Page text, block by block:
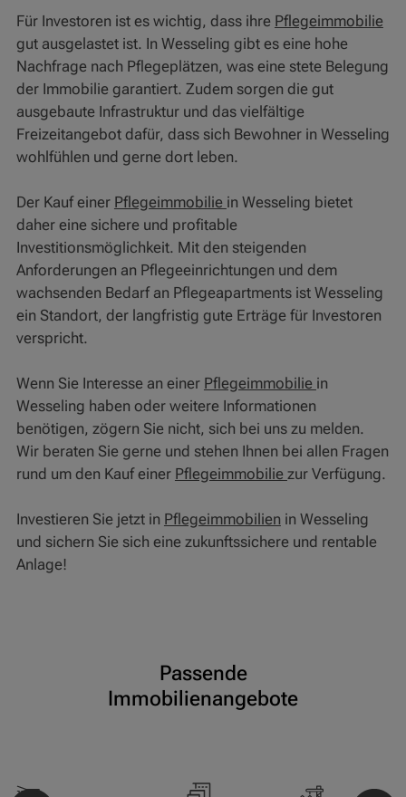
Für Investoren ist es wichtig, dass ihre Pflegeimmobilie
gut ausgelastet ist. In Wesseling gibt es eine hohe
Nachfrage nach Pflegeplätzen, was eine stete Belegung
der Immobilie garantiert. Zudem sorgen die gut
ausgebaute Infrastruktur und das vielfältige
Freizeitangebot dafür, dass sich Bewohner in Wesseling
wohlfühlen und gerne dort leben.
Der Kauf einer Pflegeimmobilie in Wesseling bietet
daher eine sichere und profitable
Investitionsmöglichkeit. Mit den steigenden
Anforderungen an Pflegeeinrichtungen und dem
wachsenden Bedarf an Pflegeapartments ist Wesseling
ein Standort, der langfristig gute Erträge für Investoren
verspricht.
Wenn Sie Interesse an einer Pflegeimmobilie in
Wesseling haben oder weitere Informationen
benötigen, zögern Sie nicht, sich bei uns zu melden.
Wir beraten Sie gerne und stehen Ihnen bei allen Fragen
rund um den Kauf einer Pflegeimmobilie zur Verfügung.
Investieren Sie jetzt in Pflegeimmobilien in Wesseling
und sichern Sie sich eine zukunftssichere und rentable
Anlage!
Passende
Immobilienangebote